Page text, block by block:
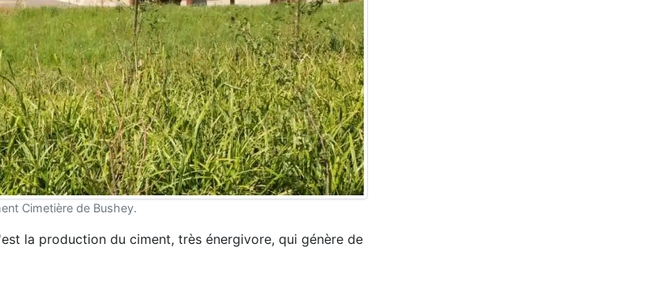
Cimetière de Bushey.
la production du ciment, très énergivore, qui génère de